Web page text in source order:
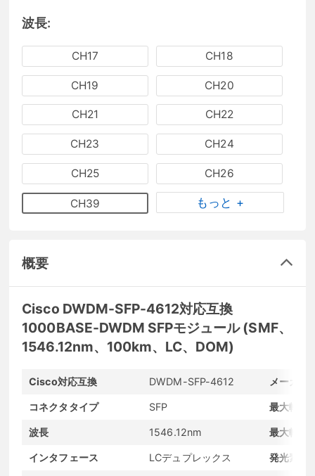
波長:
CH17 CH18
CH19 CH20
CH21 CH22
CH23 CH24
CH25 CH26
CH39 もっと +
概要
Cisco DWDM-SFP-4612対応互換
1000BASE-DWDM SFPモジュール (SMF、
1546.12nm、100km、LC、DOM)
Cisco対応互換 DWDM-SFP-4612 メーカー
コネクタタイプ SFP 最大転送
波長 1546.12nm 最大転送
インタフェース LCデュプレックス 発光素子